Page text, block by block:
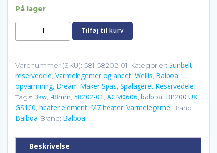
kr. 1.985,00.
På lager
Balboa
GS100
3
kW
–
10"
x
1.5"
(58202-
Tilføj til kurv
Varenummer (SKU): 581-58202-01 Kategorier: Sunbelt
reservedele, Varmelegemer og andet, Wellis, Balboa
opvarmning, Dream Maker Spas, Spalageret Reservedele
Tags: 3kw, 48mm, 58202-01 , ACM0606, balboa, BP200 UX,
GS100, heater element, M7 heater, Varmelegeme Brand:
Balboa Brand: Balboa
Beskrivelse